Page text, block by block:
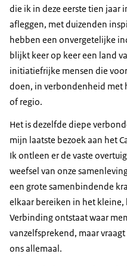
die ik in deze eerste tien
afleggen, met duizenden
hebben een onvergetelijke
blijkt keer op keer een land
initiatiefrijke mensen die
doen, in verbondenheid met
of regio.
Het is dezelfde diepe
mijn laatste bezoek aan het
Ik ontleen er de vaste
weefsel van onze
een grote samenbindende
elkaar bereiken in het
Verbinding ontstaat waar
vanzelfsprekend, maar
ons allemaal.